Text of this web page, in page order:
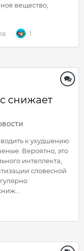
вещество,
1
снижает
к ухудшению
Вероятно, это
интеллекта,
словесной